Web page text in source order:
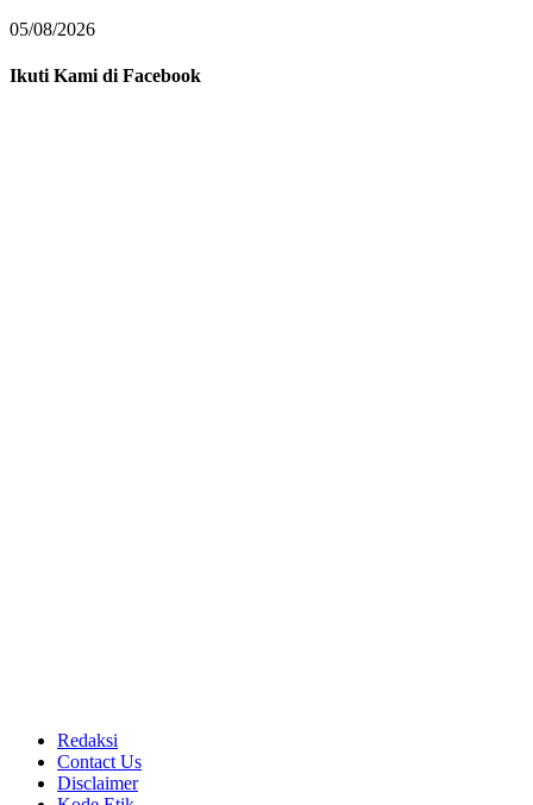
05/08/2026
Ikuti Kami di Facebook
Redaksi
Contact Us
Disclaimer